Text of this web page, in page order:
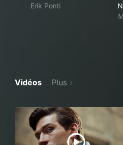
Erik Ponti
Vidéos Plus